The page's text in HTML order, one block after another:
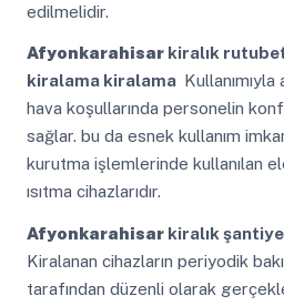
edilmelidir.
Afyonkarahisarkiralık
kiralama kiralama
hava koşullarında personelin
sağlar. bu da esnek kullanım
kurutma işlemlerinde kullanılan
ısıtma cihazlarıdır.
Afyonkarahisarkiralık şantiye
Kiralanan cihazların periyodik
tarafından düzenli olarak